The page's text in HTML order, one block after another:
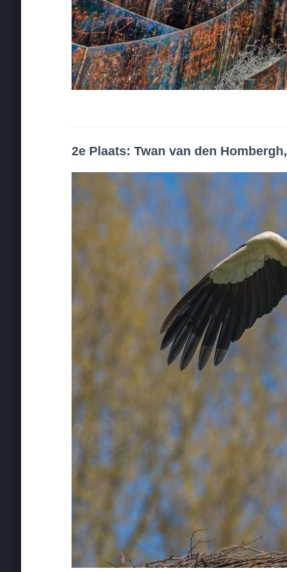
2e Plaats: Twan van den Hombergh,